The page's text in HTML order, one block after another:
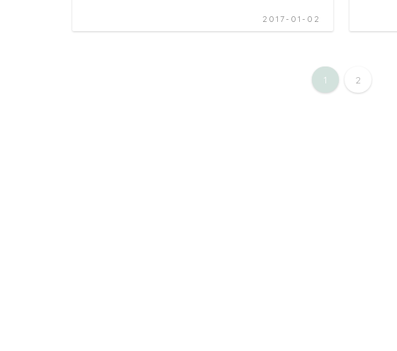
2017-01-02
1 2